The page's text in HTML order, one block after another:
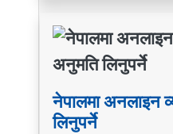
नेपालमा अनलाइन
लिनुपर्ने